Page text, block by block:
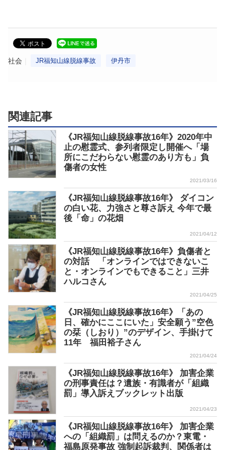
社会 JR福知山線脱線事故 伊丹市
関連記事
《JR福知山線脱線事故16年》2020年中
止の慰霊式、参列者限定し開催へ「場
所にこだわらない慰霊のあり方も」負
傷者の女性
2021/03/16
《JR福知山線脱線事故16年》 ダイコン
の白い花、力強さと尊さ訴え 今年で最
後「命」の花畑
2021/04/12
《JR福知山線脱線事故16年》負傷者と
の対話 「オンラインではできないこ
と・オンラインでもできること」三井
ハルコさん
2021/04/25
《JR福知山線脱線事故16年》「あの
日、確かにここにいた」安全願う”空色
の栞（しおり）”のデザイン、手掛けて
11年 福田裕子さん
2021/04/24
《JR福知山線脱線事故16年》 加害企業
の刑事責任は？遺族・有識者が「組織
罰」導入訴えブックレット出版
2021/04/23
《JR福知山線脱線事故16年》 加害企業
への「組織罰」は問えるのか？東電・
福島原発事故 強制起訴裁判、関係者は